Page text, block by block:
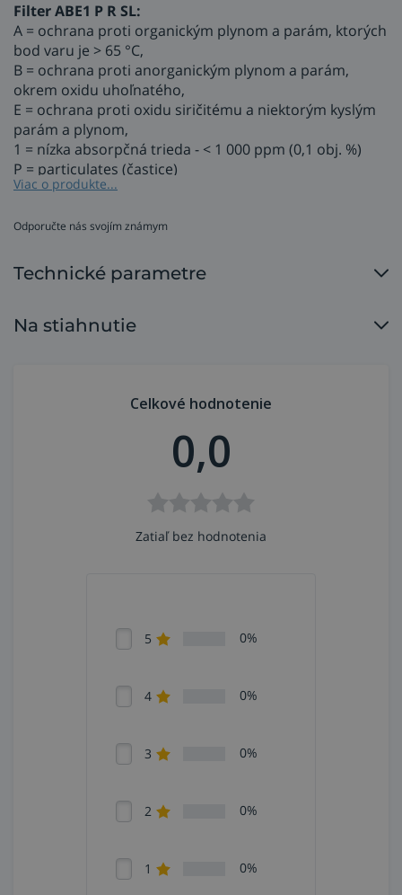
Filter ABE1 P R SL:
A = ochrana proti organickým plynom a parám, ktorých
bod varu je > 65 °C,
B = ochrana proti anorganickým plynom a parám,
okrem oxidu uhoľnatého,
E = ochrana proti oxidu siričitému a niektorým kyslým
parám a plynom,
1 = nízka absorpčná trieda - < 1 000 ppm (0,1 obj. %)
P = particulates (častice)
R = replaceable (vymeniteľný)
parafínovému oleju.
Príslušenstvo pre systém núteného prúdenia vzduchu
MOST PX-FLOW.
Viac o produkte...
Odporučte nás svojím známym
Technické parametre
Na stiahnutie
Celkové hodnotenie
0,0
Zatiaľ bez hodnotenia
5 0%
4 0%
3 0%
2 0%
1 0%